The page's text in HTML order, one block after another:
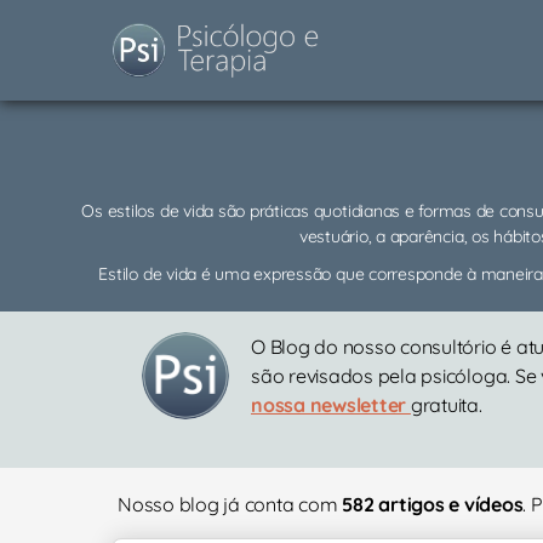
Os estilos de vida são práticas quotidianas e formas de
vestuário, a aparência, os
Estilo de vida é uma expressão que corresponde à
O Blog do nosso consultório é
são revisados pela psicóloga.
nossa newsletter gratuita.
Nosso blog já conta com 582 artigos e vídeos.